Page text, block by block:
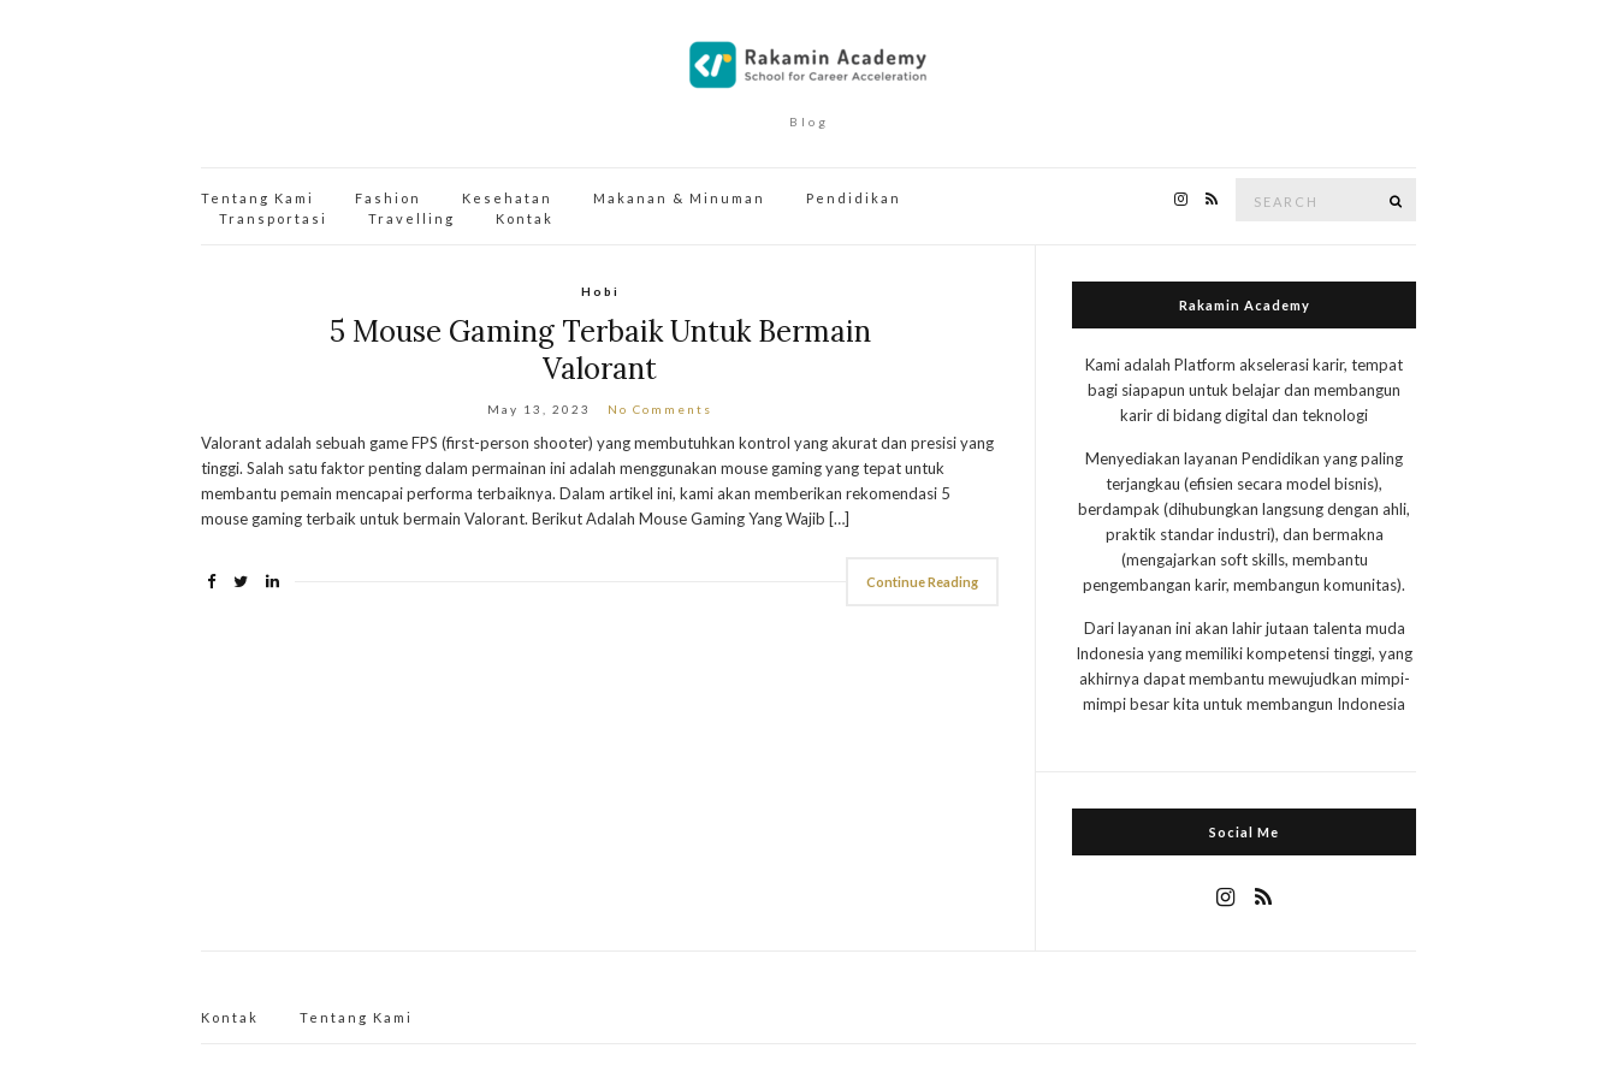
Blog
Tentang Kami Fashion Kesehatan Makanan & Minuman
Pendidikan
Transportasi
Travelling Kontak
Hobi
5 Mouse Gaming Terbaik Untuk Bermain
Valorant
May 13, 2023 No Comments
Valorant adalah sebuah game FPS (first-person shooter) yang membutuhkan kontrol yang akurat dan presisi yang
tinggi. Salah satu faktor penting dalam permainan ini adalah menggunakan mouse gaming yang tepat untuk
membantu pemain mencapai performa terbaiknya. Dalam artikel ini, kami akan memberikan rekomendasi 5
mouse gaming terbaik untuk bermain Valorant. Berikut Adalah Mouse Gaming Yang Wajib […]
Continue Reading
Rakamin Academy
Kami adalah Platform akselerasi karir, tempat
bagi siapapun untuk belajar dan membangun
karir di bidang digital dan teknologi
Menyediakan layanan Pendidikan yang paling
terjangkau (efisien secara model bisnis),
berdampak (dihubungkan langsung dengan ahli,
praktik standar industri), dan bermakna
(mengajarkan soft skills, membantu
pengembangan karir, membangun komunitas).
Dari layanan ini akan lahir jutaan talenta muda
Indonesia yang memiliki kompetensi tinggi, yang
akhirnya dapat membantu mewujudkan mimpi-
mimpi besar kita untuk membangun Indonesia
Social Me
Kontak Tentang Kami